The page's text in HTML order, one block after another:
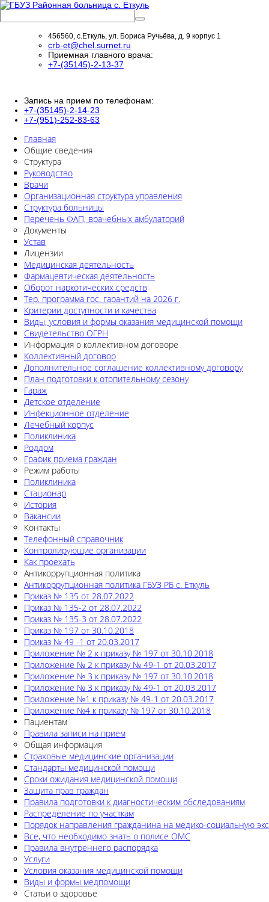
456560, с.Еткуль, ул. Бориса Ручьёва, д. 9 корпус 1
crb-et@chel.surnet.ru
Приемная главного врача:
+7-(35145)-2-13-37
Запись на прием по телефонам:
+7-(35145)-2-14-23
+7-(951)-252-83-63
Главная
Общие сведения
Структура
Руководство
Врачи
Организационная структура управления
Структура больницы
Перечень ФАП, врачебных амбулаторий
Документы
Устав
Лицензии
Медицинская деятельность
Фармацевтическая деятельность
Оборот наркотических средств
Тер. программа гос. гарантий на 2026 г.
Критерии доступности и качества
Виды, условия и формы оказания медицинской помощи
Свидетельство ОГРН
Информация о коллективном договоре
Коллективный договор
Дополнительное соглашение коллективному договору
План подготовки к отопительному сезону
Гараж
Детское отделение
Инфекционное отделение
Лечебный корпус
Поликлиника
Роддом
График приема граждан
Режим работы
Поликлиника
Стационар
История
Вакансии
Контакты
Телефонный справочник
Контролирующие организации
Как проехать
Антикоррупционная политика
Антикоррупционная политика ГБУЗ РБ с. Еткуль
Приказ № 135 от 28.07.2022
Приказ № 135-2 от 28.07.2022
Приказ № 135-3 от 28.07.2022
Приказ № 197 от 30.10.2018
Приказ № 49 -1 от 20.03.2017
Приложение № 2 к приказу № 197 от 30.10.2018
Приложение № 2 к приказу № 49-1 от 20.03.2017
Приложение № 3 к приказу № 197 от 30.10.2018
Приложение № 3 к приказу № 49-1 от 20.03.2017
Приложение №1 к приказу № 49-1 от 20.03.2017
Приложение №4 к приказу № 197 от 30.10.2018
Пациентам
Правила записи на прием
Общая информация
Страховые медицинские организации
Стандарты медицинской помощи
Сроки ожидания медицинской помощи
Защита прав граждан
Правила подготовки к диагностическим обследованиям
Распределение по участкам
Порядок направления гражданина на медико-социальную
Все, что необходимо знать о полисе ОМС
Правила внутреннего распорядка
Услуги
Условия оказания медицинской помощи
Виды и формы медпомощи
Статьи о здоровье